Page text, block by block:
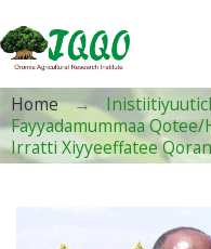
You are here
Home →
Fayyadamummaa
Irratti Xiyyeeffatee